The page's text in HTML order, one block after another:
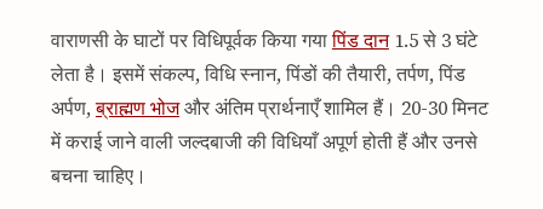
वाराणसी के घाटों पर विधिपूर्वक किया गयापिंड दान1.5 से 3 घंटे
लेता है। इसमें संकल्प, विधि स्नान, पिंडों की तैयारी, तर्पण, पिंड
अर्पण,ब्राह्मण भोजऔर अंतिम प्रार्थनाएँ शामिल हैं। 20-30 मिनट
में कराई जाने वाली जल्दबाजी की विधियाँ अपूर्ण होती हैं और उनसे
बचना चाहिए।